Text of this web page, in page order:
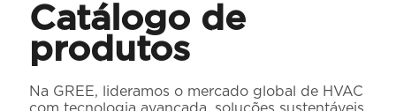
Catálogo de
produtos
Na GREE, lideramos o mercado global de HVAC
com tecnologia avançada, soluções sustentáveis